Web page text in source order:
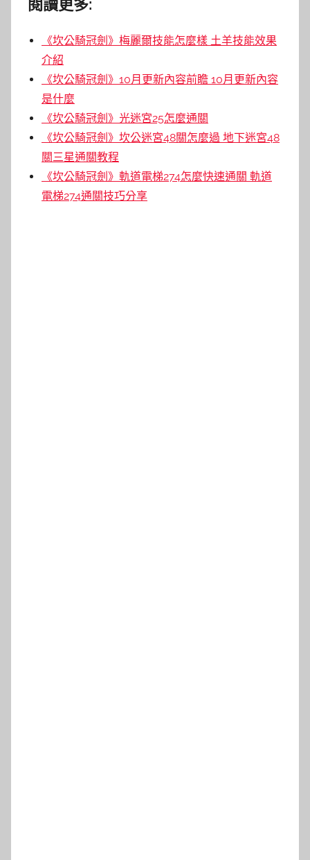
閱讀更多:
《坎公騎冠劍》梅麗爾技能怎麼樣 土羊技能效果
介紹
《坎公騎冠劍》10月更新內容前瞻 10月更新內容
是什麼
《坎公騎冠劍》光迷宮25怎麼通關
《坎公騎冠劍》坎公迷宮48關怎麼過 地下迷宮48
關三星通關教程
《坎公騎冠劍》軌道電梯274怎麼快速通關 軌道
電梯274通關技巧分享